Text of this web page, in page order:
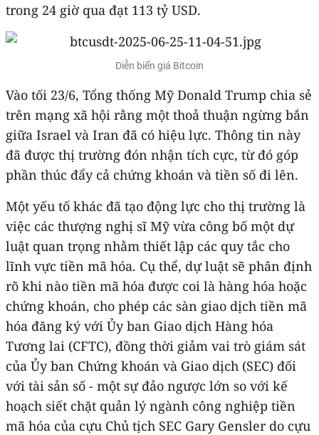
trong 24 giờ qua đạt 113 tỷ USD.
Diễn biến giá Bitcoin
Vào tối 23/6, Tổng thống Mỹ Donald Trump chia sẻ
trên mạng xã hội rằng một thoả thuận ngừng bắn
giữa Israel và Iran đã có hiệu lực. Thông tin này
đã được thị trường đón nhận tích cực, từ đó góp
phần thúc đẩy cả chứng khoán và tiền số đi lên.
Một yếu tố khác đã tạo động lực cho thị trường là
việc các thượng nghị sĩ Mỹ vừa công bố một dự
luật quan trọng nhằm thiết lập các quy tắc cho
lĩnh vực tiền mã hóa. Cụ thể, dự luật sẽ phân định
rõ khi nào tiền mã hóa được coi là hàng hóa hoặc
chứng khoán, cho phép các sàn giao dịch tiền mã
hóa đăng ký với Ủy ban Giao dịch Hàng hóa
Tương lai (CFTC), đồng thời giảm vai trò giám sát
của Ủy ban Chứng khoán và Giao dịch (SEC) đối
với tài sản số - một sự đảo ngược lớn so với kế
hoạch siết chặt quản lý ngành công nghiệp tiền
mã hóa của cựu Chủ tịch SEC Gary Gensler do cựu